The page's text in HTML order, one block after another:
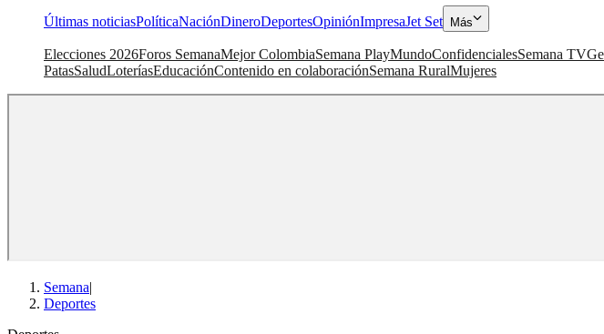
Últimas noticiasPolíticaNaciónDineroDeportesOpiniónImpresaJet Set Más
Elecciones 2026Foros SemanaMejor ColombiaSemana PlayMundoConfidencialesSemana TV
PatasSaludLoteríasEducaciónContenido en colaboraciónSemana RuralMujeres
Semana|
Deportes